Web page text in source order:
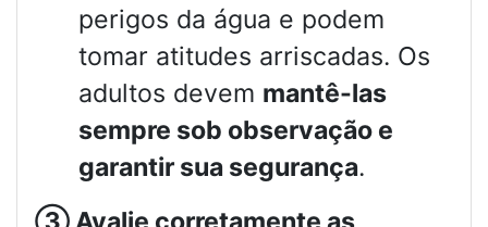
perigos da água e podem
tomar atitudes arriscadas. Os
adultos devem mantê-las
sempre sob observação e
garantir sua segurança.